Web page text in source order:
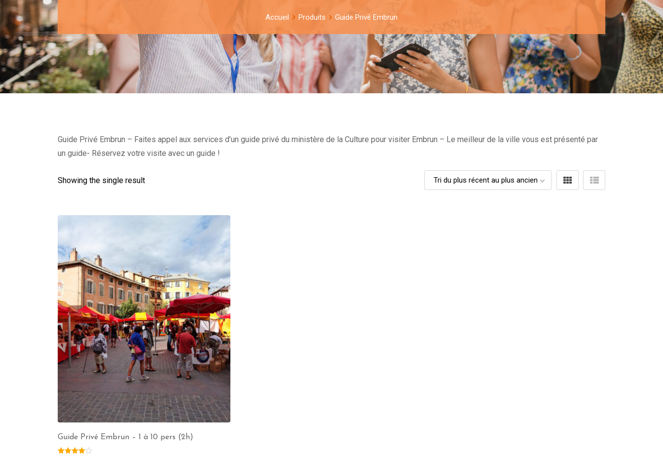
Accueil Produits Guide Privé Embrun
Guide Privé Embrun – Faites appel aux services d’un guide privé du ministère de la Culture pour visiter Embrun – Le meilleur de la ville vous est présenté par
un guide- Réservez votre visite avec un guide !
Showing the single result
Guide Privé Embrun – 1 à 10 pers (2h)